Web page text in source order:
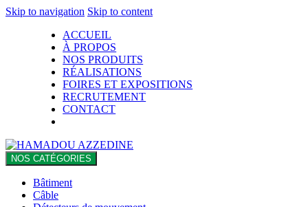
Skip to navigation Skip to content
ACCUEIL
À PROPOS
NOS PRODUITS
RÉALISATIONS
FOIRES ET EXPOSITIONS
RECRUTEMENT
CONTACT
NOS CATÉGORIES
Bâtiment
Câble